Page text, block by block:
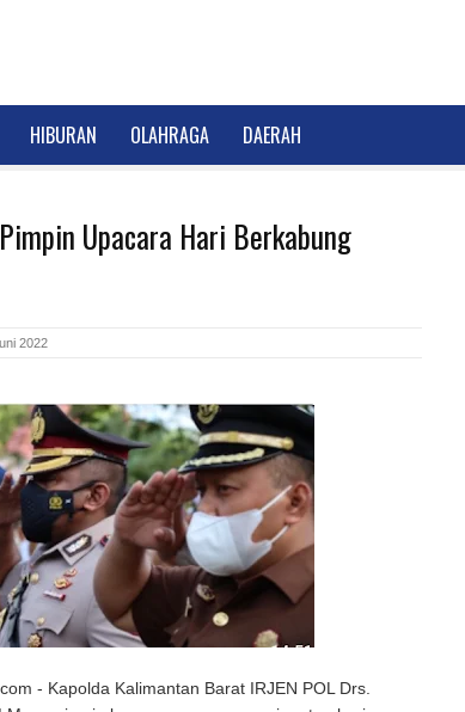
HIBURAN OLAHRAGA DAERAH
Upacara Hari Berkabung
2022
- Kapolda Kalimantan Barat IRJEN POL Drs.